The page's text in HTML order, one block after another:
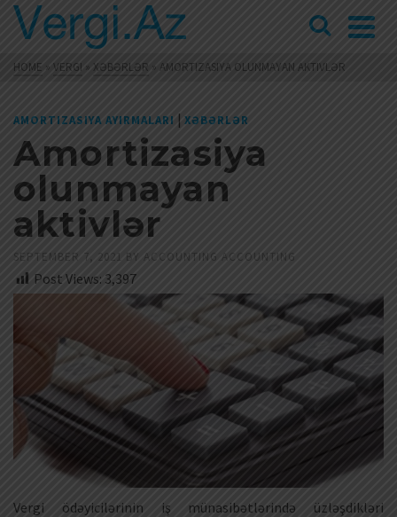
HOME » VERGI » XƏBƏRLƏR » AMORTIZASIYA OLUNMAYAN AKTIVLƏR
AMORTIZASIYA AYIRMALARI | XƏBƏRLƏR
Amortizasiya
olunmayan
aktivlər
SEPTEMBER 7, 2021 BY ACCOUNTING ACCOUNTING
Post Views: 3,397
Vergi ödəyicilərinin iş münasibətlərində üzləşdikləri